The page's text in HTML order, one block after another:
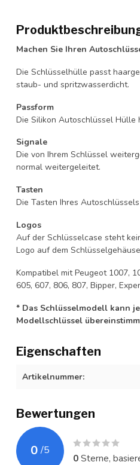
Machen Sie Ihren
Die Schlüsselhülle passt
staub- und spritzwasserdicht.
Passform
Die Silikon Autoschlüssel Hülle
Signale
Die von Ihrem Schlüssel
normal weitergeleitet.
Tasten
Die Tasten Ihres
Logos
Auf der Schlüsselcase steht
Logo auf dem
Kompatibel mit Peugeot 1007,
605, 607, 806, 807, Bipper,
* Das Schlüsselmodell kann
Modellschlüssel
Eigenschaften
Artikelnummer:
Bewertungen
0 /5
0Sterne,